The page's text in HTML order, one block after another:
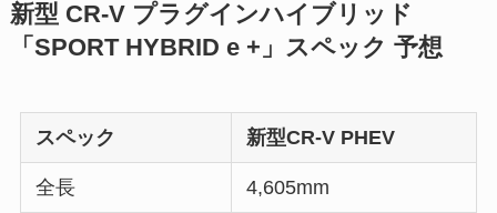
新型 CR-V プラグインハイブリッド
「SPORT HYBRID e +」スペック 予想
スペック 新型CR-V PHEV
全長 4,605mm